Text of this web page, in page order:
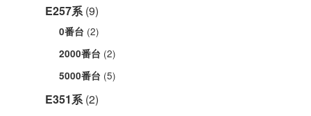
E257系(9)
0番台 (2)
2000番台 (2)
5000番台 (5)
E351系(2)